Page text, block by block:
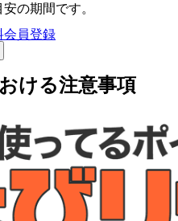
の期間です。
会員登録
ける注意事項